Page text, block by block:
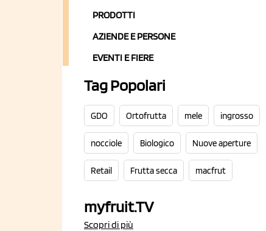
PRODOTTI
AZIENDE E PERSONE
EVENTI E FIERE
Tag Popolari
GDO Ortofrutta mele ingrosso
nocciole Biologico Nuove aperture
Retail Frutta secca macfrut
myfruit.TV
Scopri di più